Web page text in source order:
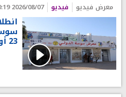
معرض فيديو فيديو 2026/08/07 20:19
23 أوت 2026